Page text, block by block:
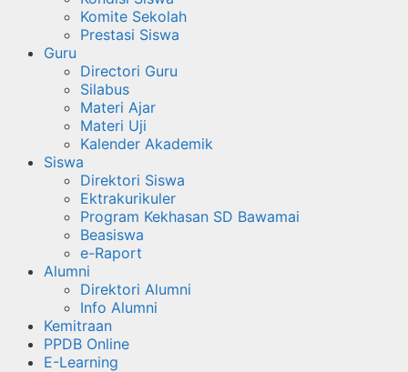
Komite Sekolah
Prestasi Siswa
Guru
Directori Guru
Silabus
Materi Ajar
Materi Uji
Kalender Akademik
Siswa
Direktori Siswa
Ektrakurikuler
Program Kekhasan SD Bawamai
Beasiswa
e-Raport
Alumni
Direktori Alumni
Info Alumni
Kemitraan
PPDB Online
E-Learning